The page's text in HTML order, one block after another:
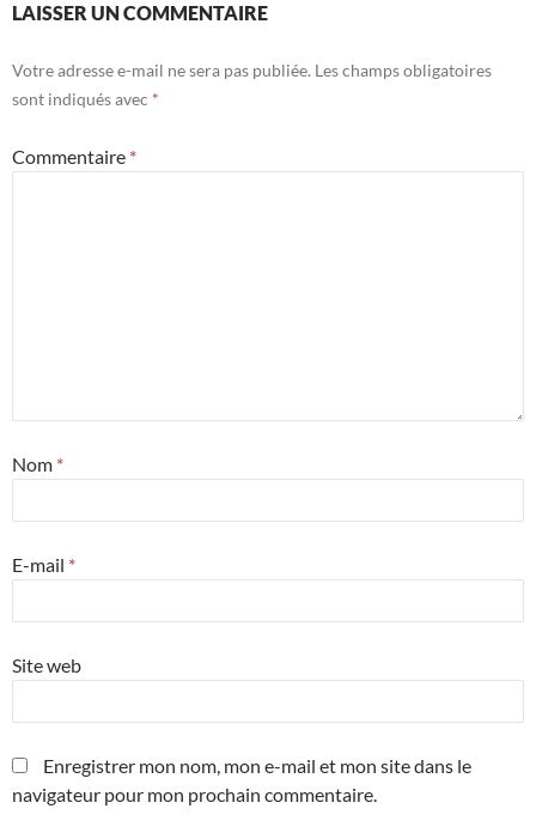
LAISSER UN COMMENTAIRE
Votre adresse e-mail ne sera pas publiée. Les champs obligatoires
sont indiqués avec *
Commentaire *
Nom *
E-mail *
Site web
Enregistrer mon nom, mon e-mail et mon site dans le
navigateur pour mon prochain commentaire.